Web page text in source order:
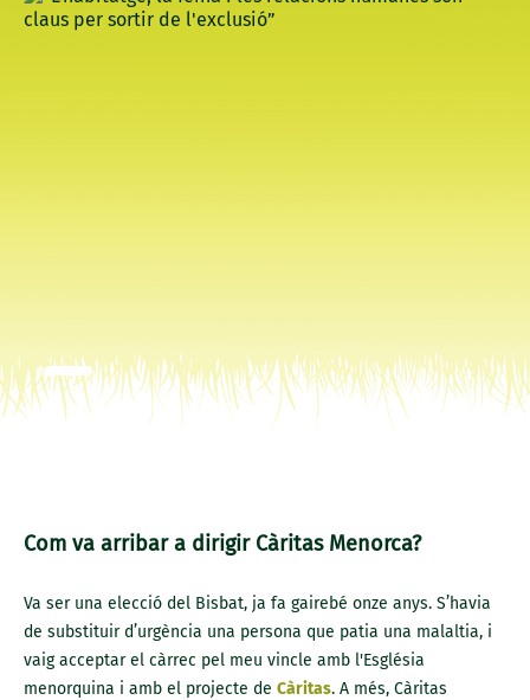
Com va arribar a dirigir Càritas Menorca?
Va ser una elecció del Bisbat, ja fa gairebé onze anys. S’havia
de substituir d’urgència una persona que patia una malaltia, i
vaig acceptar el càrrec pel meu vincle amb l'Església
menorquina i amb el projecte de Càritas. A més, Càritas